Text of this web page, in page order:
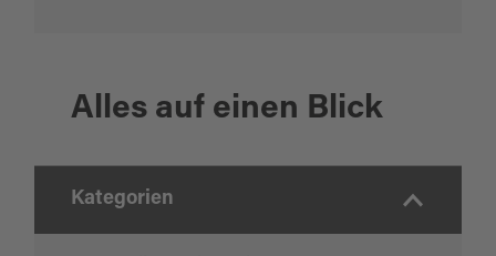
Alles auf einen Blick
Kategorien